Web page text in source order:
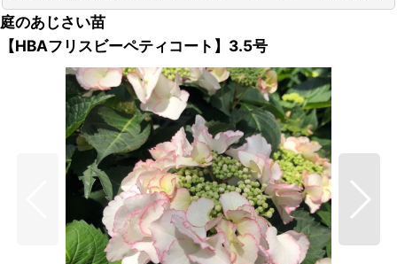
庭のあじさい苗
【HBAフリスビーペティコート】3.5号